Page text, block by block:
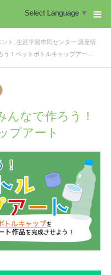
Select Language ▼
ト , 生涯学習市民センター 講座情
う！ペットボトルキャップアー…
んなで作ろう！
プアート